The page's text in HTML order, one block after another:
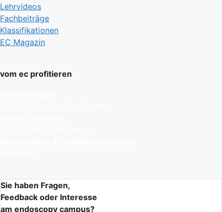
Lehrvideos
Fachbeiträge
Klassifikationen
EC Magazin
vom ec profitieren
Sie haben Fragen,
Feedback oder Interesse
am endoscopy campus?